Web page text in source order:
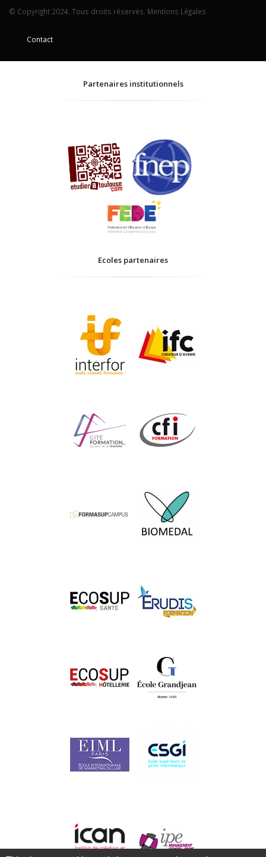
© Copyright 2024. Tous droits réservés. Mentions Légales
Contact
Partenaires institutionnels
Ecoles partenaires